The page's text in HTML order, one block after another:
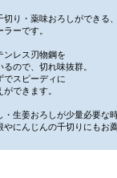
り・薬味おろしができる
ーです。
レス刃物鋼を
ので、切れ味抜群。
スピーディに
できます。
生姜おろしが少量必要な
にんじんの千切りにもお